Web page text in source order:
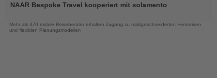
dieNAAR Bespoke Travel kooperiert mit solamento
Mehr als 470 mobile Reiseberater erhalten Zugang zu maßgeschneiderten Fernreisen
und flexiblen Planungsmodellen